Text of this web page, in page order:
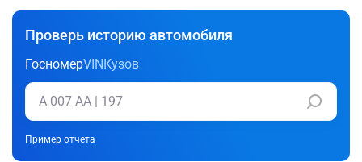
Проверь историю автомобиля
ГосномерVINКузов
Пример отчета